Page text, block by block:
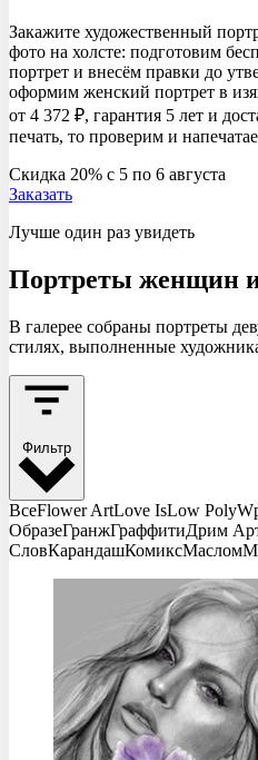
Закажите художественный
фото на холсте: подготовим
портрет и внесём правки до
оформим женский портрет в
от 4 372 ₽, гарантия 5 лет и
печать, то проверим и
Скидка 20% c 5 по 6 августа
Заказать
Лучше один раз увидеть
Портреты женщин
В галерее собраны портреты
стилях, выполненные
Фильтр
ВсеFlower ArtLove IsLow Poly
ОбразеГранжГраффитиДрим
СловКарандашКомиксМаслом